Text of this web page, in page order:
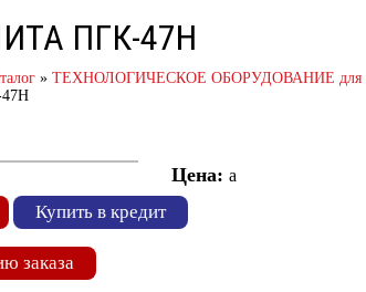
ПГК-47Н
» ТЕХНОЛОГИЧЕСКОЕ ОБОРУДОВАНИЕ для
47Н
Цена: a
Купить в кредит
заказа